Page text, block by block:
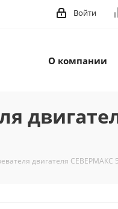
Войти
О компании
двигателя СЕВЕРМАКС